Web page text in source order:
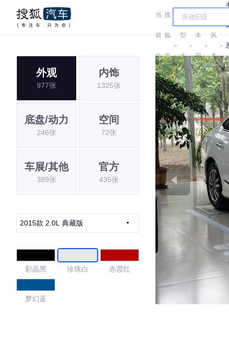
当
前
位
置:
搜
狐
汽
车
＞
车
型
大
全
＞
本
田
＞
风
本
田
＞
外观
977张
内饰
1325张
底盘/动力
246张
空间
72张
车展/其他
389张
官方
435张
2015款 2.0L 典藏版
彩晶黑 珍珠白 赤霞红
梦幻蓝